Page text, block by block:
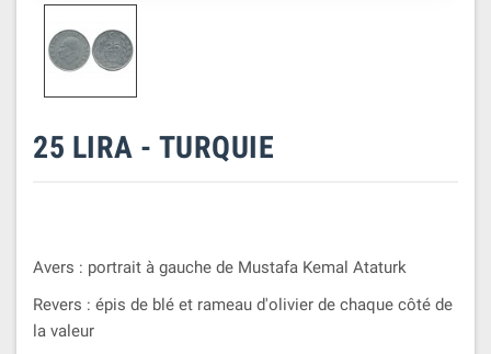
25 LIRA - TURQUIE
Avers : portrait à gauche de Mustafa Kemal Ataturk
Revers : épis de blé et rameau d'olivier de chaque côté de
la valeur